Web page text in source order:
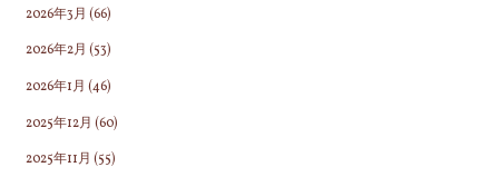
2026年3月 (66)
2026年2月 (53)
2026年1月 (46)
2025年12月 (60)
2025年11月 (55)